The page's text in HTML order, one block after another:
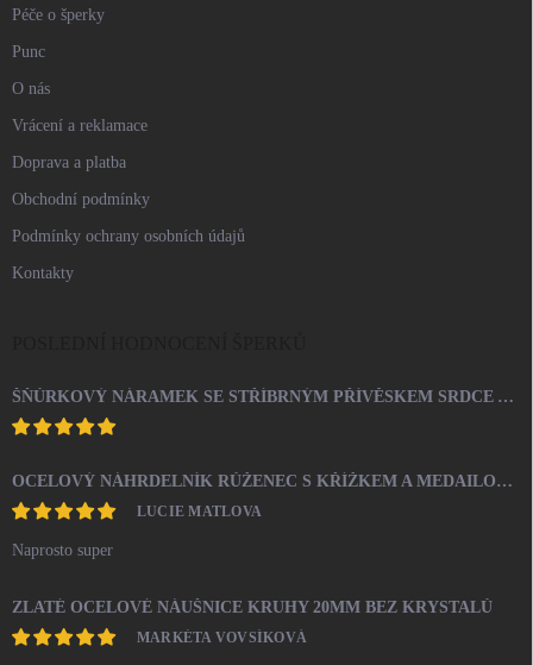
Péče o šperky
Punc
O nás
Vrácení a reklamace
Doprava a platba
Obchodní podmínky
Podmínky ochrany osobních údajů
Kontakty
ŠŇŮRKOVÝ NÁRAMEK SE STŘÍBRNÝM PŘÍVĚSKEM SRDCE A KRYSTALY SWAROVSKI CRYSTAL (STŘÍBRO 925/1000)
OCELOVÝ NÁHRDELNÍK RŮŽENEC S KŘÍŽKEM A MEDAILONEM
LUCIE MATLOVA
Naprosto super
ZLATÉ OCELOVÉ NÁUŠNICE KRUHY 20MM BEZ KRYSTALŮ
MARKÉTA VOVSÍKOVÁ